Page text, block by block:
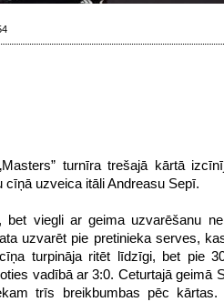
turnīra trešajā kārtā
uzveica itāli Andreasu Sepī.
viegli ar geima uzvarēšanu
uzvarēt pie pretinieka serves,
turpināja ritēt līdzīgi, bet pie
vadībā ar 3:0. Ceturtajā geimā
trīs breikbumbas pēc kārtas.